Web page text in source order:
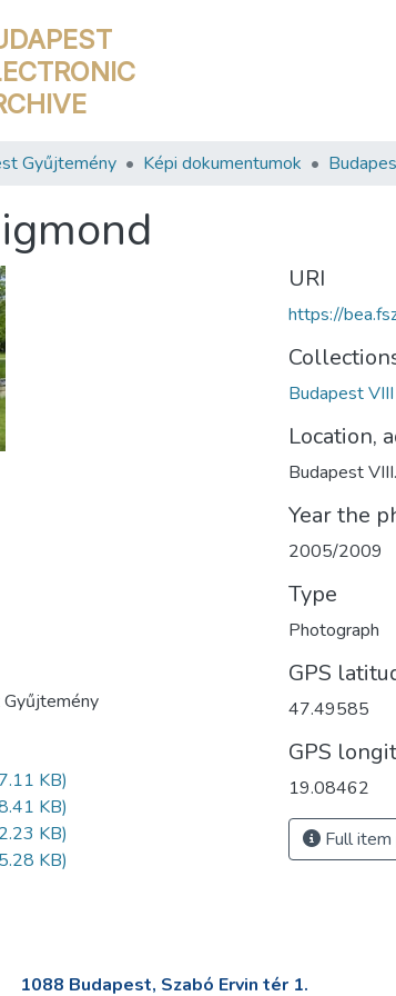
Gyűjtemény Képi dokumentumok
Gyűjtemény
KB)
KB)
KB)
KB)
URI
https://
Budapest
Location,
Budapest
Year the
2005/2009
Type
Photograph
GPS
47.49585
GPS
19.08462
Full item
1088 Budapest, Szabó Ervin tér 1.